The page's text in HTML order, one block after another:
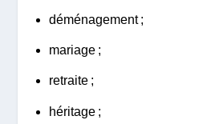
déménagement ;
mariage ;
retraite ;
héritage ;